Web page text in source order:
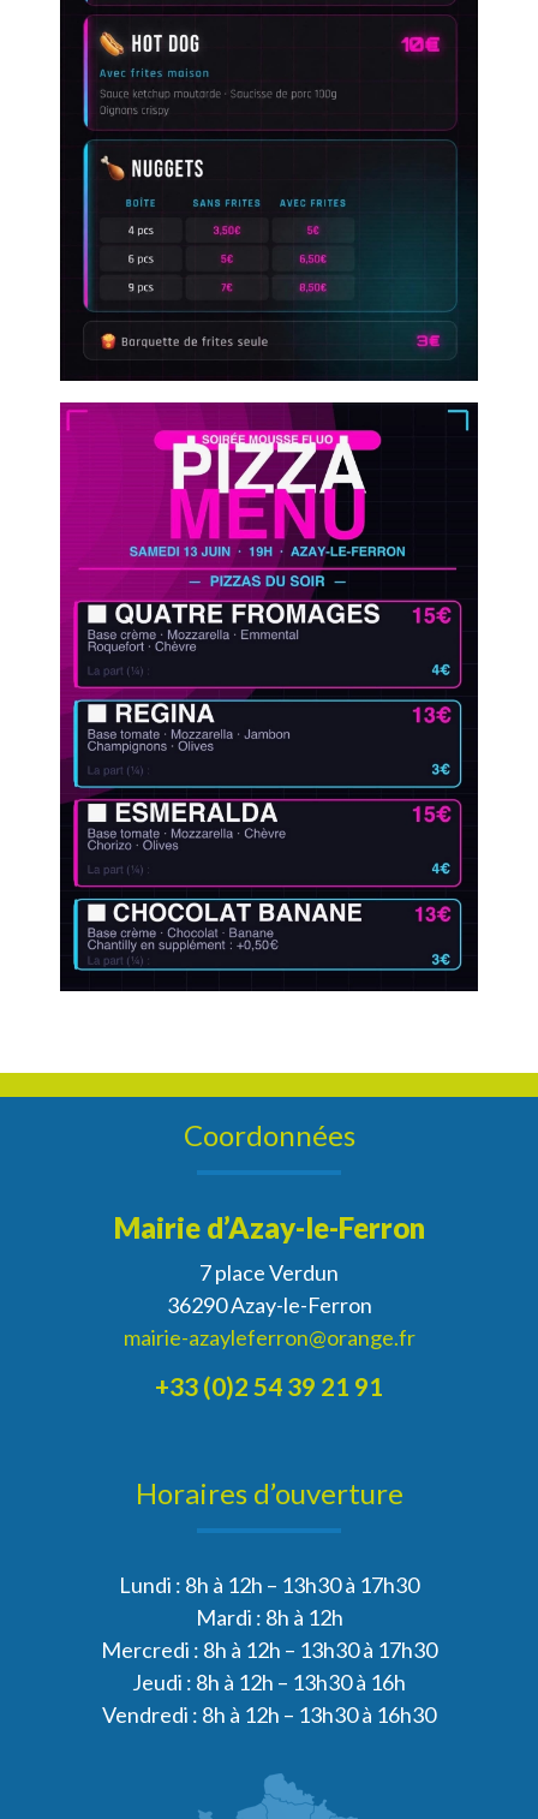
Coordonnées
Mairie d’Azay-le-Ferron
7 place Verdun
36290 Azay-le-Ferron
mairie-azayleferron@orange.fr
+33 (0)2 54 39 21 91
Horaires d’ouverture
Lundi : 8h à 12h – 13h30 à 17h30
Mardi : 8h à 12h
Mercredi : 8h à 12h – 13h30 à 17h30
Jeudi : 8h à 12h – 13h30 à 16h
Vendredi : 8h à 12h – 13h30 à 16h30